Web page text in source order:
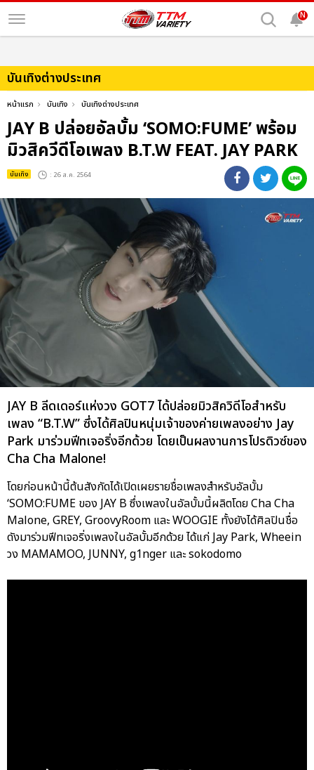
N
บันเทิงต่างประเทศ
หน้าแรก บันเทิง บันเทิงต่างประเทศ
JAY B ปล่อยอัลบั้ม ‘SOMO:FUME’ พร้อม
มิวสิควีดีโอเพลง B.T.W FEAT. JAY PARK
บันเทิง : 26 ส.ค. 2564
JAY B ลีดเดอร์แห่งวง GOT7 ได้ปล่อยมิวสิควิดีโอสำหรับ
เพลง “B.T.W” ซึ่งได้ศิลปินหนุ่มเจ้าของค่ายเพลงอย่าง Jay
Park มาร่วมฟีทเจอริ่งอีกด้วย โดยเป็นผลงานการโปรดิวซ์ของ
Cha Cha Malone!
โดยก่อนหน้านี้ต้นสังกัดได้เปิดเผยรายชื่อเพลงสำหรับอัลบั้ม
‘SOMO:FUME ของ JAY B ซึ่งเพลงในอัลบั้มนี้ผลิตโดย Cha Cha
Malone, GREY, GroovyRoom และ WOOGIE ทั้งยังได้ศิลปินชื่อ
ดังมาร่วมฟีทเจอริ่งเพลงในอัลบั้มอีกด้วย ได้แก่ Jay Park, Wheein
วง MAMAMOO, JUNNY, g1nger และ sokodomo